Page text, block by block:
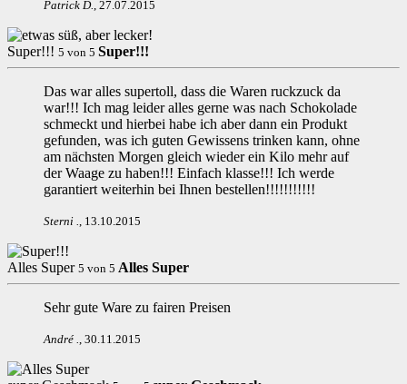
Patrick D. 27.07.2015
Super!!! 5 von 5 Super!!!
Das war alles supertoll, dass die Waren ruckzuck da
war!!! Ich mag leider alles gerne was nach Schokolade
schmeckt und hierbei habe ich aber dann ein Produkt
gefunden, was ich guten Gewissens trinken kann, ohne
am nächsten Morgen gleich wieder ein Kilo mehr auf
der Waage zu haben!!! Einfach klasse!!! Ich werde
garantiert weiterhin bei Ihnen bestellen!!!!!!!!!!!
Sterni 13.10.2015
Alles Super 5 von 5 Alles Super
Sehr gute Ware zu fairen Preisen
André 30.11.2015